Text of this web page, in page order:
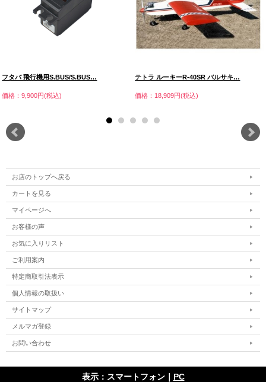
フタバ 飛行機用S.BUS/S.BUS…
価格：9,900円(税込)
テトラ ルーキーR-40SR バルサキ…
価格：18,909円(税込)
お店のトップへ戻る
カートを見る
マイページへ
お客様の声
お気に入りリスト
ご利用案内
特定商取引法表示
個人情報の取扱い
サイトマップ
メルマガ登録
お問い合わせ
表示：スマートフォン｜ PC